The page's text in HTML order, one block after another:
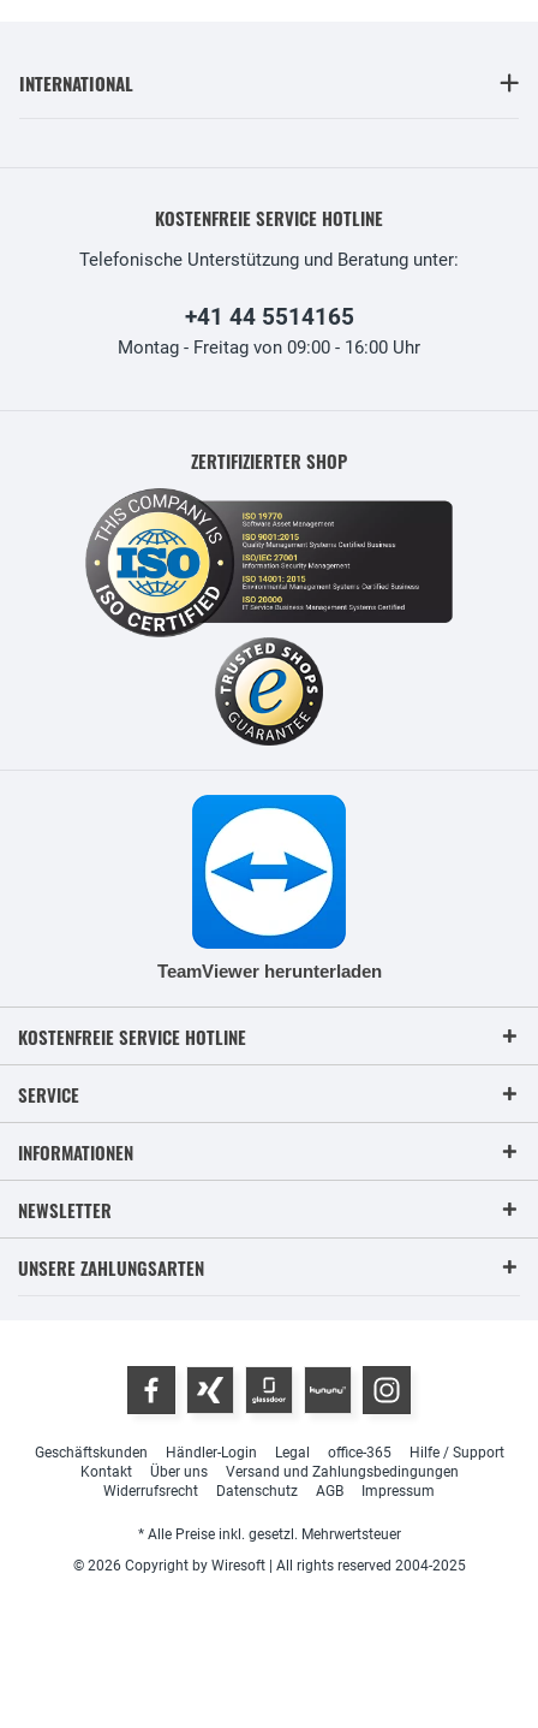
INTERNATIONAL
KOSTENFREIE SERVICE HOTLINE
Telefonische Unterstützung und Beratung unter:
+41 44 5514165
Montag - Freitag von 09:00 - 16:00 Uhr
ZERTIFIZIERTER SHOP
TeamViewer herunterladen
KOSTENFREIE SERVICE HOTLINE
SERVICE
INFORMATIONEN
NEWSLETTER
UNSERE ZAHLUNGSARTEN
Geschäftskunden Händler-Login Legal office-365
Hilfe / Support
Kontakt
Über uns
Versand und Zahlungsbedingungen
Widerrufsrecht
Datenschutz AGB Impressum
* Alle Preise inkl. gesetzl. Mehrwertsteuer
© 2026 Copyright by Wiresoft | All rights reserved 2004-2025